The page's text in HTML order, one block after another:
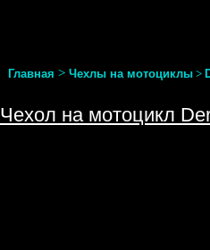
Главная > Чехлы на мотоциклы >
Чехол на мотоцикл